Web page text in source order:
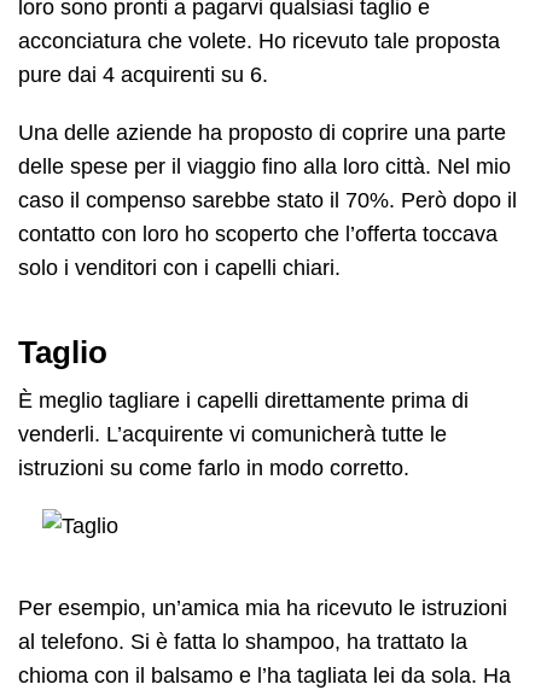
loro sono pronti a pagarvi qualsiasi taglio e
acconciatura che volete. Ho ricevuto tale proposta
pure dai 4 acquirenti su 6.
Una delle aziende ha proposto di coprire una parte
delle spese per il viaggio fino alla loro città. Nel mio
caso il compenso sarebbe stato il 70%. Però dopo il
contatto con loro ho scoperto che l’offerta toccava
solo i venditori con i capelli chiari.
Taglio
È meglio tagliare i capelli direttamente prima di
venderli. L’acquirente vi comunicherà tutte le
istruzioni su come farlo in modo corretto.
Per esempio, un’amica mia ha ricevuto le istruzioni
al telefono. Si è fatta lo shampoo, ha trattato la
chioma con il balsamo e l’ha tagliata lei da sola. Ha